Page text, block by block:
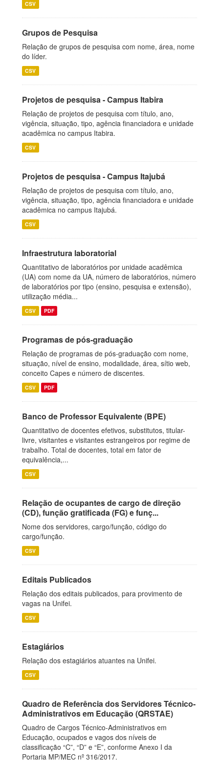
CSV
Grupos de Pesquisa
Relação de grupos de pesquisa com nome, área, nome
do líder.
CSV
Projetos de pesquisa - Campus Itabira
Relação de projetos de pesquisa com título, ano,
vigência, situação, tipo, agência financiadora e unidade
acadêmica no campus Itabira.
CSV
Projetos de pesquisa - Campus Itajubá
Relação de projetos de pesquisa com título, ano,
vigência, situação, tipo, agência financiadora e unidade
acadêmica no campus Itajubá.
CSV
Infraestrutura laboratorial
Quantitativo de laboratórios por unidade acadêmica
(UA) com nome da UA, número de laboratórios, número
de laboratórios por tipo (ensino, pesquisa e extensão),
utilização média...
CSV PDF
Programas de pós-graduação
Relação de programas de pós-graduação com nome,
situação, nível de ensino, modalidade, área, sítio web,
conceito Capes e número de discentes.
CSV PDF
Banco de Professor Equivalente (BPE)
Quantitativo de docentes efetivos, substitutos, titular-
livre, visitantes e visitantes estrangeiros por regime de
trabalho. Total de docentes, total em fator de
equivalência,...
CSV
Relação de ocupantes de cargo de direção
(CD), função gratificada (FG) e funç...
Nome dos servidores, cargo/função, código do
cargo/função.
CSV
Editais Publicados
Relação dos editais publicados, para provimento de
vagas na Unifei.
CSV
Estagiários
Relação dos estagiários atuantes na Unifei.
CSV
Quadro de Referência dos Servidores Técnico-
Administrativos em Educação (QRSTAE)
Quadro de Cargos Técnico-Administrativos em
Educação, ocupados e vagos dos níveis de
classificação “C”, “D” e “E”, conforme Anexo I da
Portaria MP/MEC nº 316/2017.